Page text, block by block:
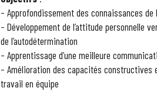
– Approfondissement des connaissances
– Développement de l’attitude personnelle
de l’autodétermination
– Apprentissage d’une meilleure
– Amélioration des capacités
travail en équipe